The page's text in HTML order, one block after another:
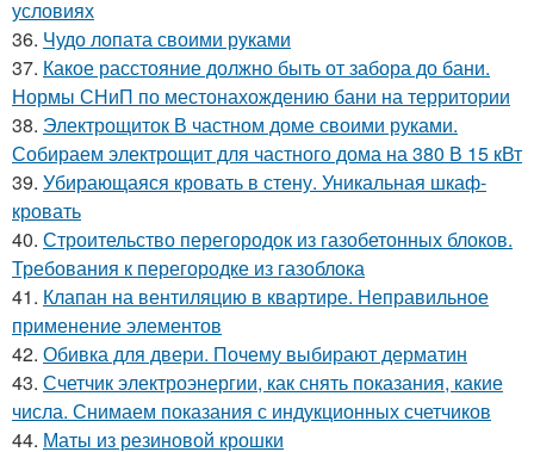
условиях
36. Чудо лопата своими руками
37. Какое расстояние должно быть от забора до бани.
Нормы СНиП по местонахождению бани на территории
38. Электрощиток В частном доме своими руками.
Собираем электрощит для частного дома на 380 В 15 кВт
39. Убирающаяся кровать в стену. Уникальная шкаф-
кровать
40. Строительство перегородок из газобетонных блоков.
Требования к перегородке из газоблока
41. Клапан на вентиляцию в квартире. Неправильное
применение элементов
42. Обивка для двери. Почему выбирают дерматин
43. Счетчик электроэнергии, как снять показания, какие
числа. Снимаем показания с индукционных счетчиков
44. Маты из резиновой крошки